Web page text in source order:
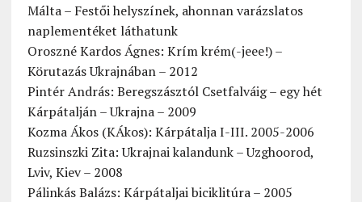
Málta – Festői helyszínek, ahonnan varázslatos
naplementéket láthatunk
Oroszné Kardos Ágnes: Krím krém(-jeee!) –
Körutazás Ukrajnában – 2012
Pintér András: Beregszásztól Csetfalváig – egy hét
Kárpátalján – Ukrajna – 2009
Kozma Ákos (KÁkos): Kárpátalja I-III. 2005-2006
Ruzsinszki Zita: Ukrajnai kalandunk – Uzghoorod,
Lviv, Kiev – 2008
Pálinkás Balázs: Kárpátaljai biciklitúra – 2005